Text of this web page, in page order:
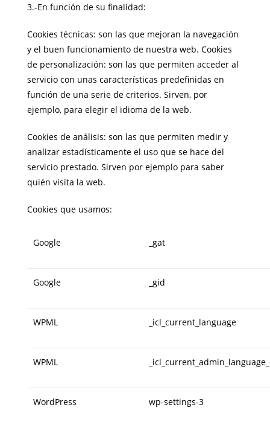
3.-En función de su finalidad:
Cookies técnicas: son las que mejoran la navegación
y el buen funcionamiento de nuestra web. Cookies
de personalización: son las que permiten acceder al
servicio con unas características predefinidas en
función de una serie de criterios. Sirven, por
ejemplo, para elegir el idioma de la web.
Cookies de análisis: son las que permiten medir y
analizar estadísticamente el uso que se hace del
servicio prestado. Sirven por ejemplo para saber
quién visita la web.
Cookies que usamos:
Google _gat
Google _gid
WPML _icl_current_language
WPML
WordPress wp-settings-3